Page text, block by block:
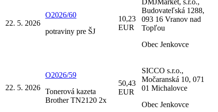
22. 5. 2026
O2026/60
potraviny pre ŠJ
10,23
EUR
Budovateľská 1288,
093 16 Vranov nad
Topľou
Obec Jenkovce
22. 5. 2026
O2026/59
Tonerová kazeta
Brother TN2120 2x
50,43
EUR
SICCO s.r.o.,
Močaranská 10, 071
01 Michalovce
Obec Jenkovce